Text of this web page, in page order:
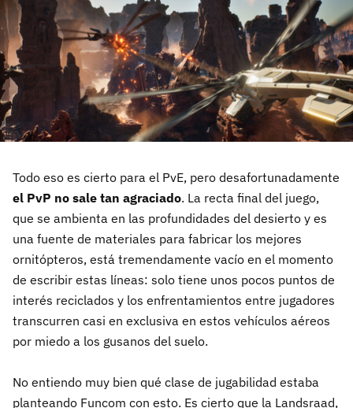
Todo eso es cierto para el PvE, pero desafortunadamente
el PvP no sale tan agraciado. La recta final del juego,
que se ambienta en las profundidades del desierto y es
una fuente de materiales para fabricar los mejores
ornitópteros, está tremendamente vacío en el momento
de escribir estas líneas: solo tiene unos pocos puntos de
interés reciclados y los enfrentamientos entre jugadores
transcurren casi en exclusiva en estos vehículos aéreos
por miedo a los gusanos del suelo.
No entiendo muy bien qué clase de jugabilidad estaba
planteando Funcom con esto. Es cierto que la Landsraad,